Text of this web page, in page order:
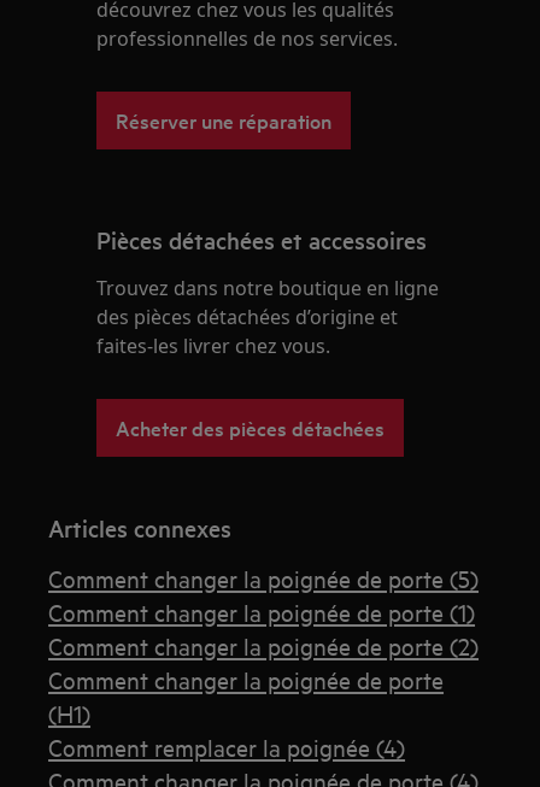
découvrez chez vous les qualités
professionnelles de nos services.
Réserver une réparation
Pièces détachées et accessoires
Trouvez dans notre boutique en ligne
des pièces détachées d’origine et
faites-les livrer chez vous.
Acheter des pièces détachées
Articles connexes
Comment changer la poignée de porte (5)
Comment changer la poignée de porte (1)
Comment changer la poignée de porte (2)
Comment changer la poignée de porte
(H1)
Comment remplacer la poignée (4)
Comment changer la poignée de porte (4)